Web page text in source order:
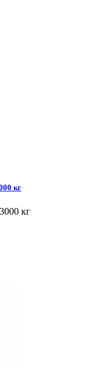
кг
кг